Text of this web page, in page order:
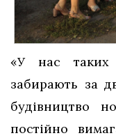
«У нас таких
забирають за
будівництво
постійно